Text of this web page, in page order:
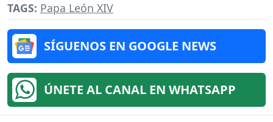
TAGS: Papa León XIV
SÍGUENOS EN GOOGLE NEWS
ÚNETE AL CANAL EN WHATSAPP